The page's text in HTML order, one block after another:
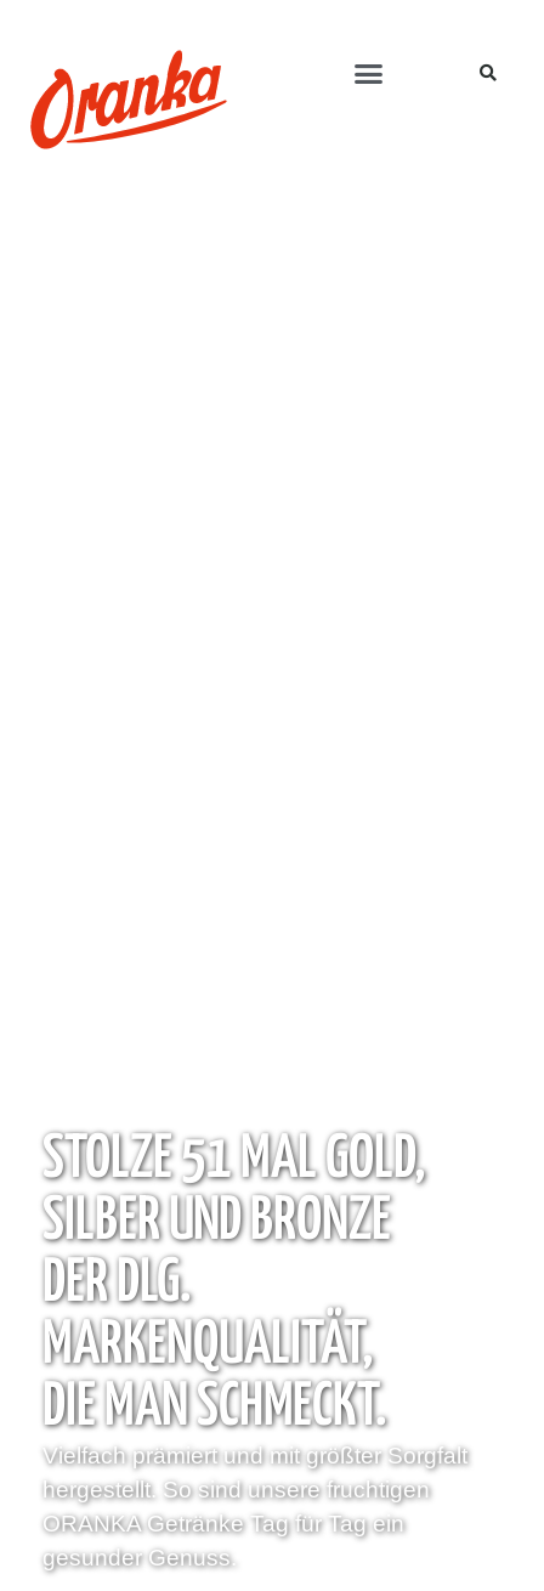
STOLZE 51 MAL GOLD,
SILBER UND BRONZE
DER DLG.
MARKENQUALITÄT,
DIE MAN SCHMECKT.
Vielfach prämiert und mit größter Sorgfalt
hergestellt. So sind unsere fruchtigen
ORANKA Getränke Tag für Tag ein
gesunder Genuss.